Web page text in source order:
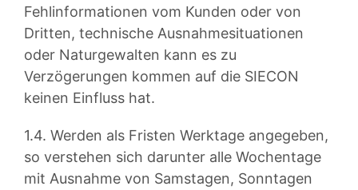
Fehlinformationen vom Kunden oder von
Dritten, technische Ausnahmesituationen
oder Naturgewalten kann es zu
Verzögerungen kommen auf die SIECON
keinen Einfluss hat.
1.4. Werden als Fristen Werktage angegeben,
so verstehen sich darunter alle Wochentage
mit Ausnahme von Samstagen, Sonntagen